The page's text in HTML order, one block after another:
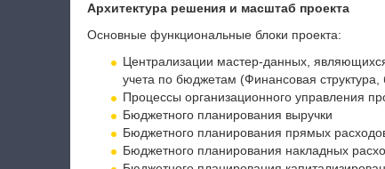
Архитектура решения и масштаб проекта
Основные функциональные блоки проекта:
Централизации мастер-данных,
учета по бюджетам (Финансовая структура,
Процессы организационного управления
Бюджетного планирования выручки
Бюджетного планирования прямых
Бюджетного планирования накладных